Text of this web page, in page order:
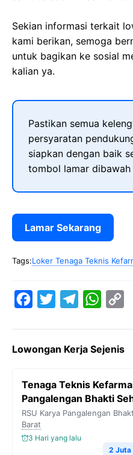
Sekian informasi terkait
kami berikan, semoga
untuk bagikan ke sosial
kalian ya.
Pastikan semua
persyaratan
siapkan dengan baik
tombol lamar dibawah
Lamar Sekarang
Tags:Loker Tenaga Teknis
e
o
o
k
t
e
e
r
W
t
A
y
i
n
Lowongan Kerja Sejenis
Tenaga Teknis
Pangalengan Bhakti
RSU Karya Pangalengan
Barat
3 Hari yang lalu
2 Juta